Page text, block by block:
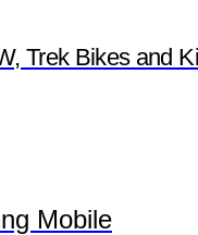
Trek Bikes and
Mobile